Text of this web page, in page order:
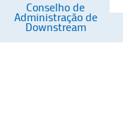
Conselho de
Administração de
Downstream